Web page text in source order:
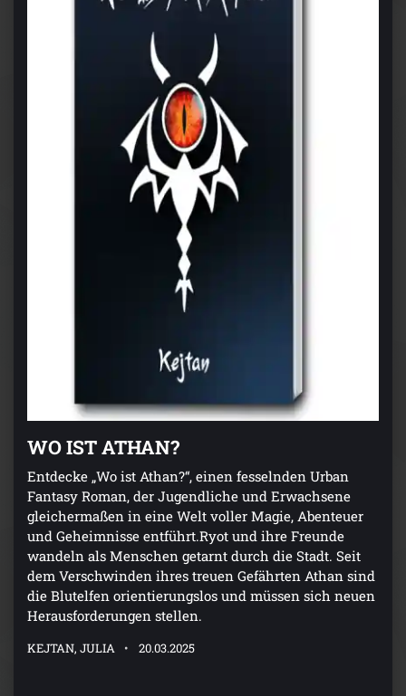
WO IST ATHAN?
Entdecke „Wo ist Athan?“, einen fesselnden Urban
Fantasy Roman, der Jugendliche und Erwachsene
gleichermaßen in eine Welt voller Magie, Abenteuer
und Geheimnisse entführt.Ryot und ihre Freunde
wandeln als Menschen getarnt durch die Stadt. Seit
dem Verschwinden ihres treuen Gefährten Athan sind
die Blutelfen orientierungslos und müssen sich neuen
Herausforderungen stellen.
KEJTAN, JULIA 20.03.2025